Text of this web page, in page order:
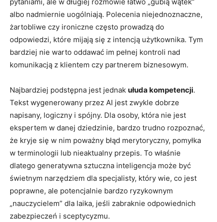
albo nadmiernie uogólniają. Polecenia niejednoznaczne,
żartobliwe czy ironiczne często prowadzą do
odpowiedzi, które mijają się z intencją użytkownika. Tym
bardziej nie warto oddawać im pełnej kontroli nad
komunikacją z klientem czy partnerem biznesowym.
Najbardziej podstępna jest jednak ułuda kompetencji.
Tekst wygenerowany przez AI jest zwykle dobrze
napisany, logiczny i spójny. Dla osoby, która nie jest
ekspertem w danej dziedzinie, bardzo trudno rozpoznać,
że kryje się w nim poważny błąd merytoryczny, pomyłka
w terminologii lub nieaktualny przepis. To właśnie
dlatego generatywna sztuczna inteligencja może być
świetnym narzędziem dla specjalisty, który wie, co jest
poprawne, ale potencjalnie bardzo ryzykownym
„nauczycielem” dla laika, jeśli zabraknie odpowiednich
zabezpieczeń i sceptycyzmu.